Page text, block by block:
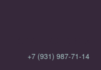
+7 (931) 987-71-14